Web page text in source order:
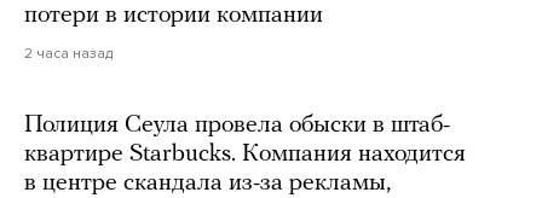
потери в истории компании
2 часа назад
Полиция Сеула провела обыски в штаб-
квартире Starbucks. Компания находится
в центре скандала из-за рекламы,